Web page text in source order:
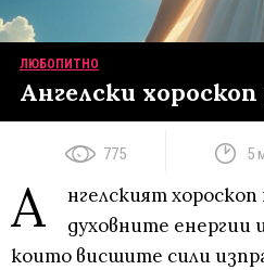
ЛЮБОПИТНО
Ангелски хороскоп
775 5
А
нгелският хороскоп
духовните енергии
които висшите сили